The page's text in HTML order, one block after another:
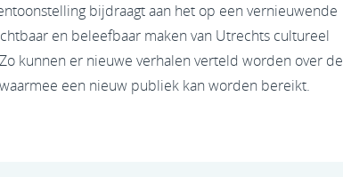
bijdraagt aan het op een vernieuwende
en beleefbaar maken van Utrechts cultureel
kunnen er nieuwe verhalen verteld worden over de
een nieuw publiek kan worden bereikt.